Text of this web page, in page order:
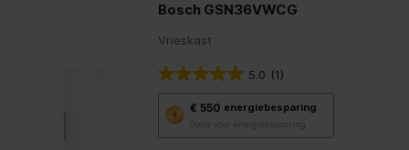
Bosch GSN36VWCG
Vrieskast
5.0 (1)
€ 550 energiebesparing
Goud voor energiebesparing
deze